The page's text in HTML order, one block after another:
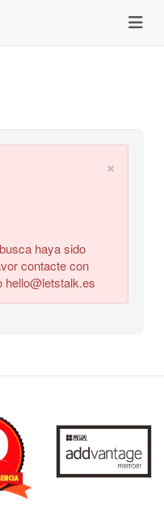
menu
×
haya sido
contacte con
hello@letstalk.es